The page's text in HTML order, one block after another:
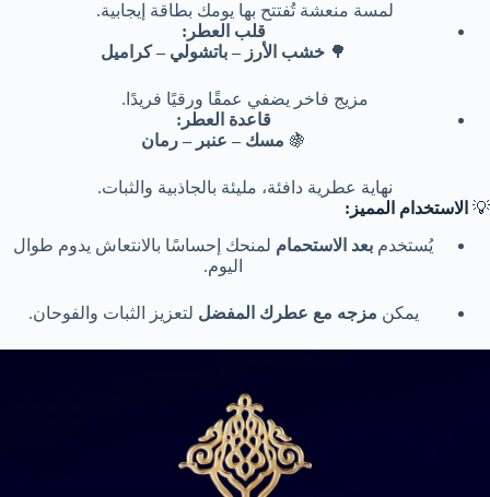
لمسة منعشة تُفتتح بها يومك بطاقة إيجابية.
قلب العطر:
🌳خشب الأرز – باتشولي – كراميل
مزيج فاخر يضفي عمقًا ورقيًا فريدًا.
قاعدة العطر:
🍇 مسك – عنبر – رمان
نهاية عطرية دافئة، مليئة بالجاذبية والثبات.
💡 الاستخدام المميز:
يُستخدم بعد الاستحمام لمنحك إحساسًا بالانتعاش يدوم طوال
اليوم.
يمكن مزجه مع عطرك المفضل لتعزيز الثبات والفوحان.